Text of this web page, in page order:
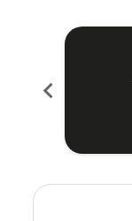
chevron_left